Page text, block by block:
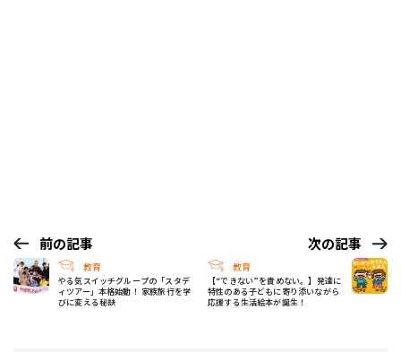
前の記事
教育
やる気スイッチグループの「スタデ
ィツアー」本格始動！ 家族旅行を学
びに変える秘訣
次の記事
教育
【“できない”を責めない。】発達に
特性のある子どもに寄り添いながら
応援する生活絵本が誕生！